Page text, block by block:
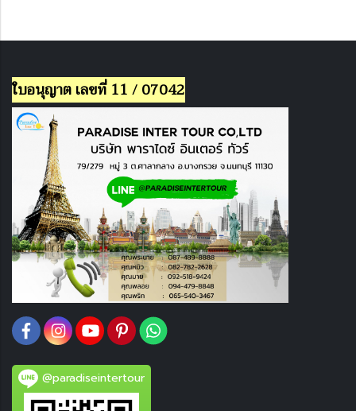
ใบอนุญาต เลขที่ 11 / 07042
@paradiseintertour